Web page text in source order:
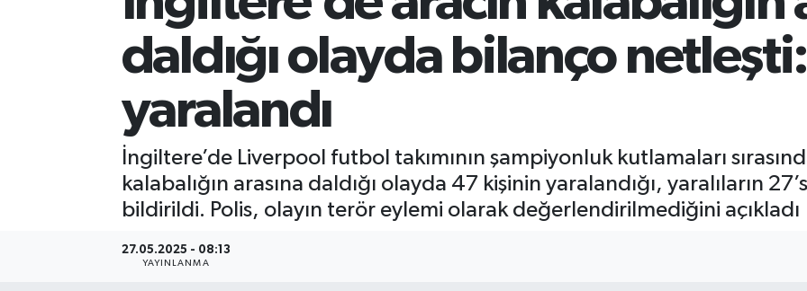
daldığı olayda bilanço
yaralandı
İngiltere’de Liverpool futbol takımının şampiyonluk kutlamaları
kalabalığın arasına daldığı olayda 47 kişinin yaralandığı, yaralıların
bildirildi. Polis, olayın terör eylemi olarak değerlendirilmediğini açıkladı
27.05.2025 - 08:13
YAYINLANMA